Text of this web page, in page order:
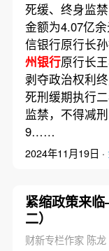
死缓、终身监
金额为4.07亿
信银行原行长
州银行原行长
剥夺政治权利
死刑缓期执行
监禁，不得减
9……
2024年11月19日 ·
紧缩政策来
二）
财新专栏作家 陈龙